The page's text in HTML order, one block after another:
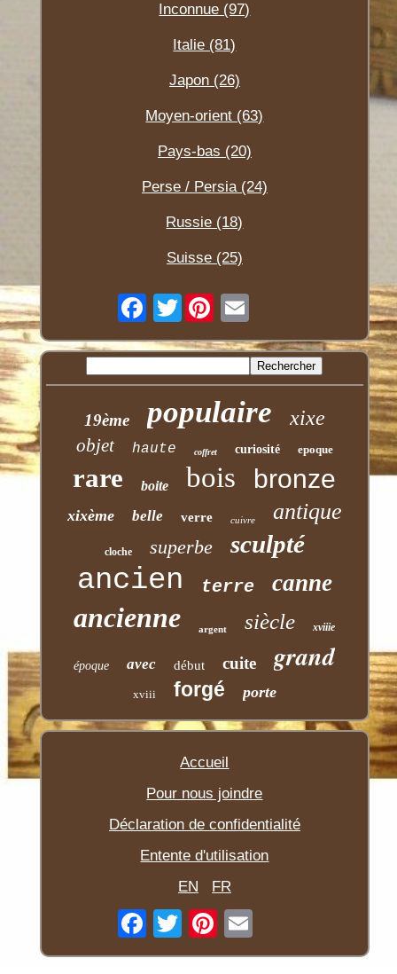
Inconnue (97)
Italie (81)
Japon (26)
Moyen-orient (63)
Pays-bas (20)
Perse / Persia (24)
Russie (18)
Suisse (25)
Twitter
19ème populaire xixe
objet haute coffret curiosité epoque
rare boite bois bronze
xixème belle verre cuivre antique
cloche superbe sculpté
ancien terre canne
ancienne argent siècle xviiie
époque avec début cuite grand
xviii forgé porte
Accueil
Pour nous joindre
Déclaration de confidentialité
Entente d'utilisation
EN
FR